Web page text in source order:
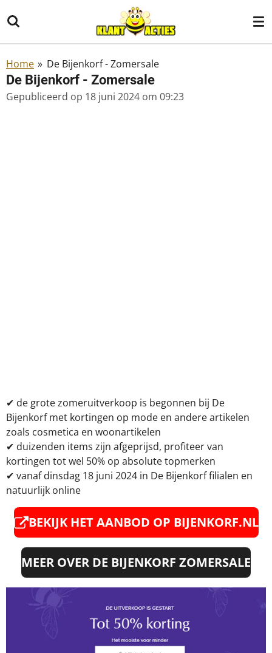
direct
naar
hoofdinhoud
Home » De Bijenkorf - Zomersale
De Bijenkorf - Zomersale
Gepubliceerd op 18 juni 2024 om 09:23
✔ de grote zomeruitverkoop is begonnen bij De
Bijenkorf met kortingen op mode en andere artikelen
zoals cosmetica en woonartikelen
✔ duizenden items zijn afgeprijsd, profiteer van
kortingen tot wel 50% op absolute topmerken
✔ vanaf dinsdag 18 juni 2024 in De Bijenkorf filialen en
natuurlijk online
BEKIJK HET AANBOD OP BIJENKORF.NL
MEER OVER DE BIJENKORF ZOMERSALE